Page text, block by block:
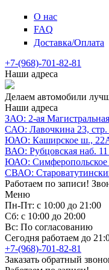
О нас
FAQ
Доставка/Оплата
+7-(968)-701-82-81
Наши адреса
Делаем автомобили
Наши адреса
ЗАО: 2-ая
САО: Лавочкина 23,
ЮАО: Каширское ш.,
ВАО: Рубцовская наб. 11
ЮАО:
СВАО:
Работаем по записи!
Меню
Пн-Пт: с 10:00 до 21:00
Сб: с 10:00 до 20:00
Вс: По согласованию
Сегодня работаем до
+7-(968)-701-82-81
Заказать обратный